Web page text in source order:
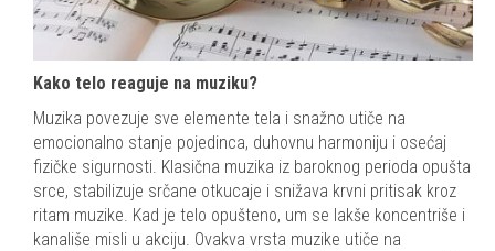
Kako telo reaguje na muziku?
Muzika povezuje sve elemente tela i snažno utiče na
emocionalno stanje pojedinca, duhovnu harmoniju i osećaj
fizičke sigurnosti. Klasična muzika iz baroknog perioda opušta
srce, stabilizuje srčane otkucaje i snižava krvni pritisak kroz
ritam muzike. Kad je telo opušteno, um se lakše koncentriše i
kanališe misli u akciju. Ovakva vrsta muzike utiče na